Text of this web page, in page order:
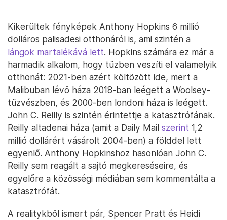
Kikerültek fényképek Anthony Hopkins 6 millió
dolláros palisadesi otthonáról is, ami szintén a
lángok martalékává lett. Hopkins számára ez már a
harmadik alkalom, hogy tűzben veszíti el valamelyik
otthonát: 2021-ben azért költözött ide, mert a
Malibuban lévő háza 2018-ban leégett a Woolsey-
tűzvészben, és 2000-ben londoni háza is leégett.
John C. Reilly is szintén érintettje a katasztrófának.
Reilly altadenai háza (amit a Daily Mail szerint 1,2
millió dollárért vásárolt 2004-ben) a földdel lett
egyenlő. Anthony Hopkinshoz hasonlóan John C.
Reilly sem reagált a sajtó megkereséseire, és
egyelőre a közösségi médiában sem kommentálta a
katasztrófát.
A realitykből ismert pár, Spencer Pratt és Heidi